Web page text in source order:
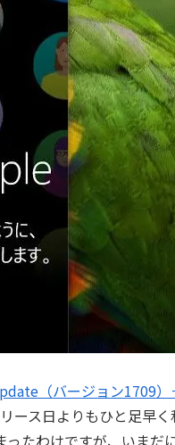
（バージョン1709）
ース日よりもひと足早
たわけですが、いまだ